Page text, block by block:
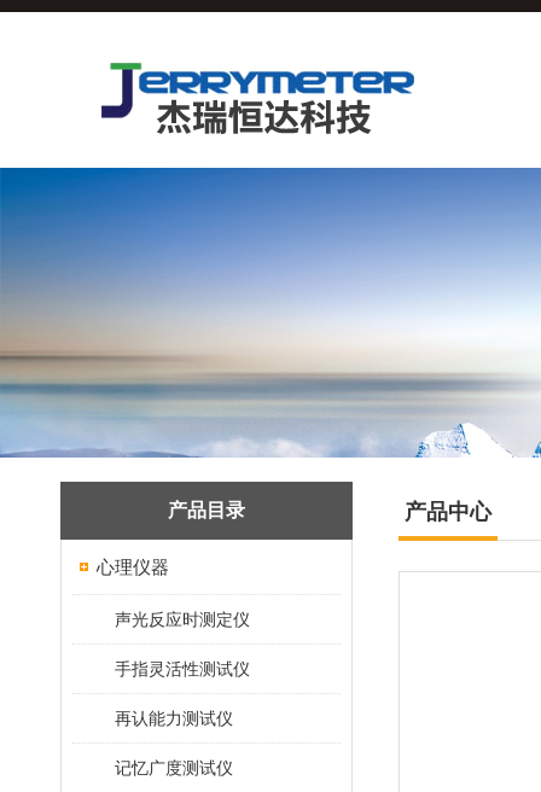
产品目录
心理仪器
声光反应时测定仪
手指灵活性测试仪
再认能力测试仪
记忆广度测试仪
产品中心